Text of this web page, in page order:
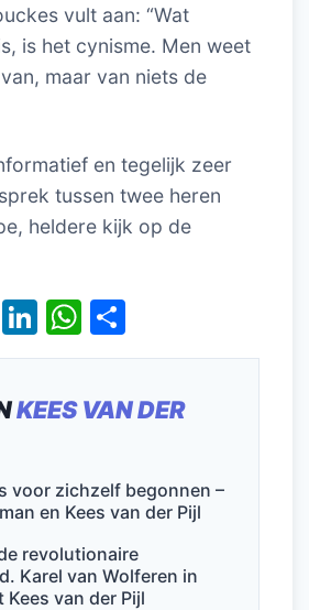
KEES VAN DER
voor zichzelf begonnen –
en Kees van der Pijl
revolutionaire
Karel van Wolferen in
Kees van der Pijl
vult aan: “Wat
is het cynisme. Men weet
maar van niets de
en tegelijk zeer
tussen twee heren
heldere kijk op de
E
Li
n
e
n
W
h
s
p
p
el
n